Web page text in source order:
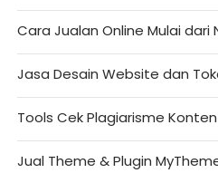
Cara Jualan Online Mulai dari
Jasa Desain Website dan
Tools Cek Plagiarisme
Jual Theme & Plugin